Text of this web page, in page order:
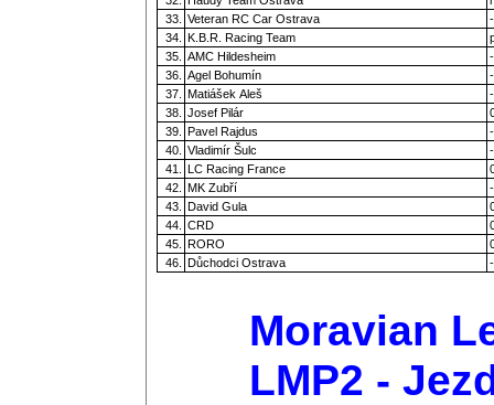
33.
Veteran RC Car Ostrava
-
34.
K.B.R. Racing Team
35.
AMC Hildesheim
-
36.
Agel Bohumín
-
37.
Matiášek Aleš
-
38.
Josef Pilár
39.
Pavel Rajdus
-
40.
Vladimír Šulc
-
41.
LC Racing France
42.
MK Zubří
-
43.
David Gula
44.
CRD
45.
RORO
46.
Důchodci Ostrava -
Moravian
LMP2 -